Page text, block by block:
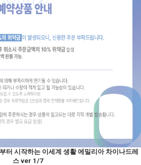
터 시작하는 이세계 생활 에밀리아 차이나드레
스 ver 1/7